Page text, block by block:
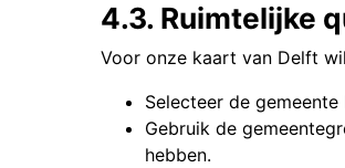
4.3. Ruimtelijke
Voor onze kaart van Delft
Selecteer de
Gebruik de
hebben.